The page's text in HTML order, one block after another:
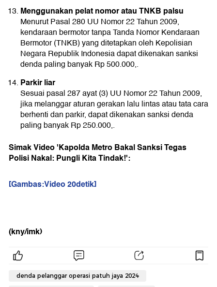
Menggunakan pelat nomor atau TNKB palsu
Menurut Pasal 280 UU Nomor 22 Tahun 2009,
kendaraan bermotor tanpa Tanda Nomor Kendaraan
Bermotor (TNKB) yang ditetapkan oleh Kepolisian
Negara Republik Indonesia dapat dikenakan sanksi
denda paling banyak Rp 500.000,.
Parkir liar
Sesuai pasal 287 ayat (3) UU Nomor 22 Tahun 2009,
jika melanggar aturan gerakan lalu lintas atau tata cara
berhenti dan parkir, dapat dikenakan sanksi denda
paling banyak Rp 250.000,.
Simak Video 'Kapolda Metro Bakal Sanksi Tegas
Polisi Nakal: Pungli Kita Tindak!':
[Gambas:Video 20detik]
(kny/imk)
denda pelanggar operasi patuh jaya 2024